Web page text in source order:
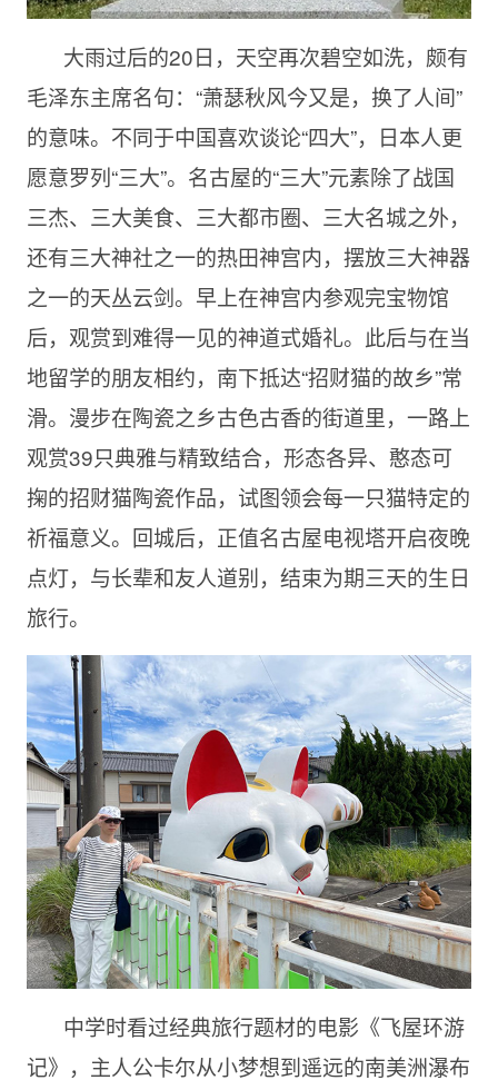
大雨过后的20日，天空再次碧空如洗，颇有
毛泽东主席名句：“萧瑟秋风今又是，换了人间”
的意味。不同于中国喜欢谈论“四大”，日本人更
愿意罗列“三大”。名古屋的“三大”元素除了战国
三杰、三大美食、三大都市圈、三大名城之外，
还有三大神社之一的热田神宫内，摆放三大神器
之一的天丛云剑。早上在神宫内参观完宝物馆
后，观赏到难得一见的神道式婚礼。此后与在当
地留学的朋友相约，南下抵达“招财猫的故乡”常
滑。漫步在陶瓷之乡古色古香的街道里，一路上
观赏39只典雅与精致结合，形态各异、憨态可
掬的招财猫陶瓷作品，试图领会每一只猫特定的
祈福意义。回城后，正值名古屋电视塔开启夜晚
点灯，与长辈和友人道别，结束为期三天的生日
旅行。
中学时看过经典旅行题材的电影《飞屋环游
记》，主人公卡尔从小梦想到遥远的南美洲瀑布